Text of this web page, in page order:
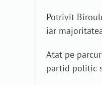
Potrivit
iar
Atat pe
partid politic